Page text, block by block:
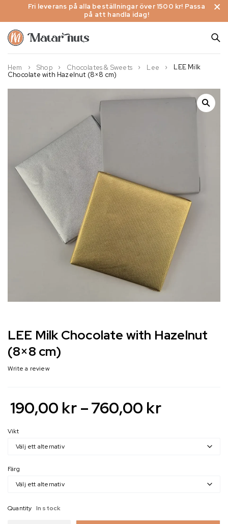
Fri leverans på alla beställningar över 1500 kr! Passa
på att handla idag!
Hem Shop Chocolates & Sweets Lee
LEE Milk
Chocolate with Hazelnut (8×8 cm)
LEE Milk Chocolate with Hazelnut
(8×8 cm)
Write a review
190,00 kr –760,00 kr
Vikt
Färg
Quantity In stock